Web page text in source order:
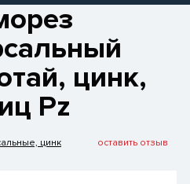
цинк,
Pz
цинк оставить отзыв